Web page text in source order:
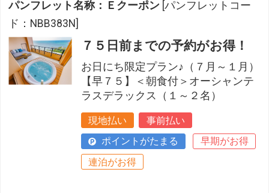
パンフレット名称：Ｅクーポン [パンフレットコー
ド：NBB383N]
７５日前までの予約がお得！
お日にち限定プラン♪（７月～１月）
【早７５】＜朝食付＞オーシャンテ
ラスデラックス（１～２名）
現地払い
事前払い
ポイントがたまる
早期がお得
連泊がお得